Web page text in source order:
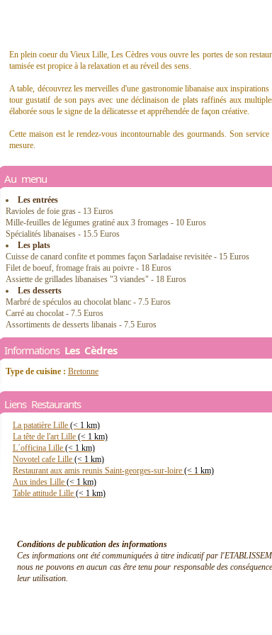
En plein coeur du Vieux Lille, Les Cèdres vous ouvre les portes de son
tamisée est propice à la relaxation et au réveil des sens.
A table, découvrez les merveilles d'une gastronomie libanaise aux
tour gustatif de son pays avec une déclinaison de plats raffinés aux
élaborée sous le signe de la délicatesse et appréhendée de façon créative.
Cette maison est le rendez-vous incontournable des gourmands. Son
mesure.
Au menu
Les entrées
Ravioles de foie gras - 13 Euros
Mille-feuilles de légumes gratiné aux 3 fromages - 10 Euros
Spécialités libanaises - 15.5 Euros
Les plats
Cuisse de canard confite et pommes façon Sarladaise revisitée - 15 Euros
Filet de boeuf, fromage frais au poivre - 18 Euros
Assiette de grillades libanaises "3 viandes" - 18 Euros
Les desserts
Marbré de spéculos au chocolat blanc - 7.5 Euros
Carré au chocolat - 7.5 Euros
Assortiments de desserts libanais - 7.5 Euros
Informations Les Cèdres
Type de cuisine : Bretonne
Liens Restaurants
La patatière Lille (< 1 km)
La tête de l'art Lille (< 1 km)
L´officina Lille (< 1 km)
Novotel cafe Lille (< 1 km)
Restaurant aux amis reunis Saint-georges-sur-loire (< 1 km)
Aux indes Lille (< 1 km)
Table attitude Lille (< 1 km)
Conditions de publication des informations
Ces informations ont été communiquées à titre indicatif par
nous ne pouvons en aucun cas être tenu pour responsable des
leur utilisation.